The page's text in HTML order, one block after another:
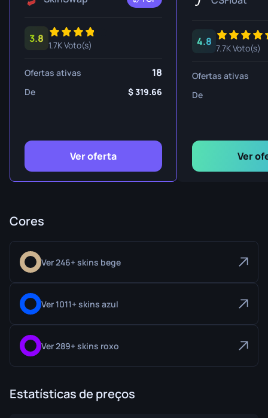
3.8
1.7K Voto(s)
Ofertas ativas 18
De 319.66
Ver oferta
4.8
7.7K Voto(s)
Ofertas ativas
De
Ver
Cores
Ver 246+ skins bege
Ver 1011+ skins azul
Ver 289+ skins roxo
Estatísticas de preços